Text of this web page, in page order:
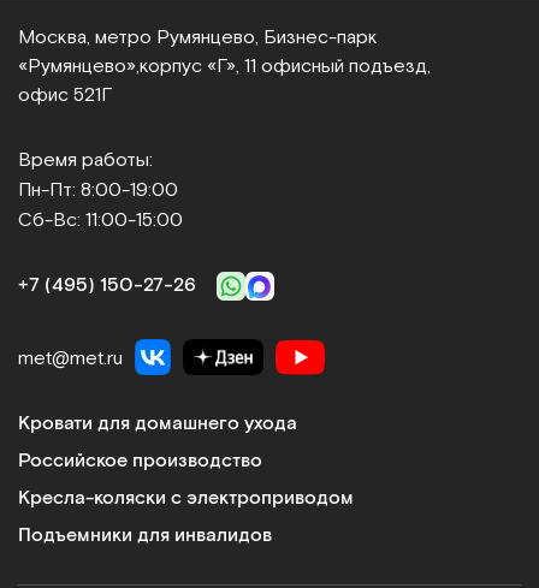
Москва, метро Румянцево, Бизнес‑парк
«Румянцево», корпус «Г», 11 офисный подъезд,
офис 521Г
Время работы:
Пн-Пт: 8:00-19:00
Сб-Вс: 11:00-15:00
+7 (495) 150‑27‑26
met@met.ru
Кровати для домашнего ухода
Российское производство
Кресла-коляски с электроприводом
Подъемники для инвалидов